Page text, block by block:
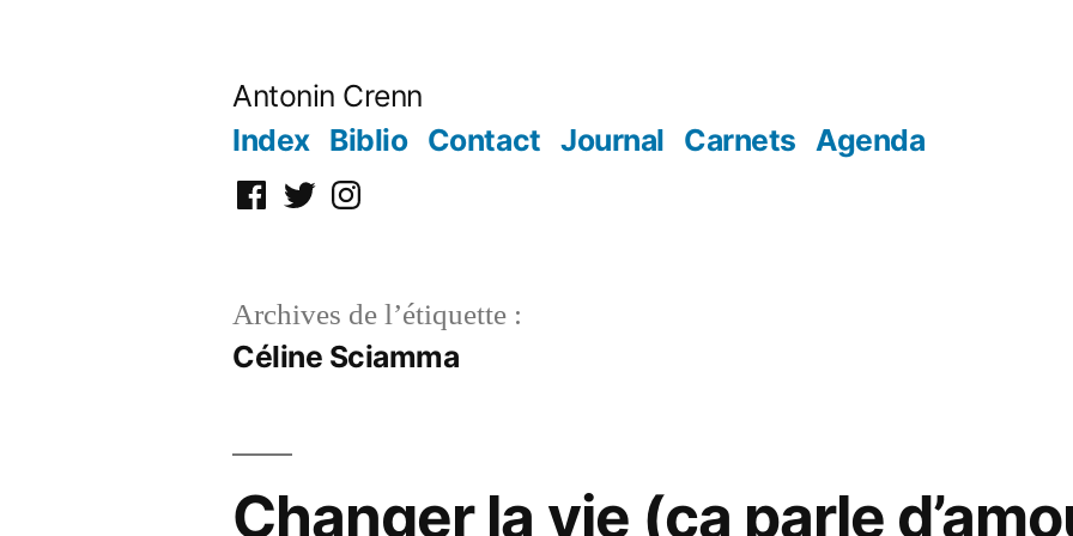
Antonin Crenn
Index Biblio Contact Journal Carnets Agenda
Facebook
TwitterInstagram
Archives de l’étiquette :
Céline Sciamma
Changer la vie (ça parle